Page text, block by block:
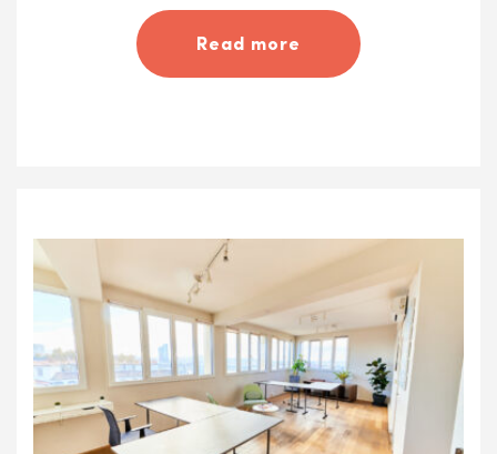
Read more